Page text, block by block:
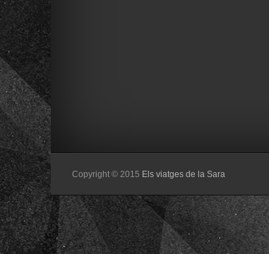
Copyright © 2015 Els viatges de la Sara